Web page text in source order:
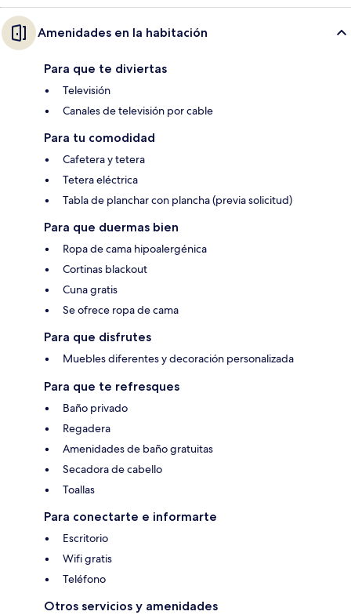
Amenidades en la habitación
Para que te diviertas
Televisión
Canales de televisión por cable
Para tu comodidad
Cafetera y tetera
Tetera eléctrica
Tabla de planchar con plancha (previa solicitud)
Para que duermas bien
Ropa de cama hipoalergénica
Cortinas blackout
Cuna gratis
Se ofrece ropa de cama
Para que disfrutes
Muebles diferentes y decoración personalizada
Para que te refresques
Baño privado
Regadera
Amenidades de baño gratuitas
Secadora de cabello
Toallas
Para conectarte e informarte
Escritorio
Wifi gratis
Teléfono
Otros servicios y amenidades